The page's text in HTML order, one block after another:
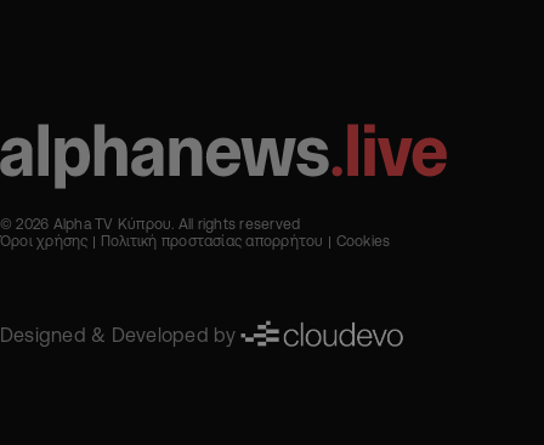
© 2026 Alpha TV Κύπρου. All rights reserved
Όροι χρήσης
Πολιτική προστασίας απορρήτου Cookies
Designed & Developed by